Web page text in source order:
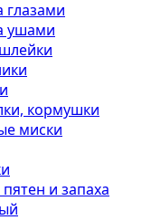
глазами
ушами
кормушки
миски
и запаха